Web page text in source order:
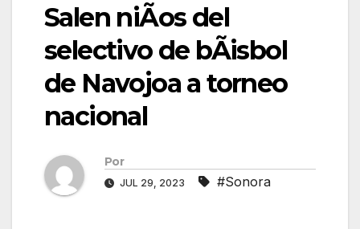
Salen niÃos del
selectivo de bÃisbol
de Navojoa a torneo
nacional
Por
JUL 29, 2023 #Sonora